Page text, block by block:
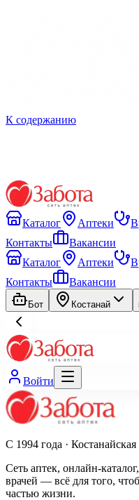
К содержанию
Каталог Аптеки
Контакты
Вакансии
Каталог
Аптеки
Контакты
Вакансии
Бот Костанай
Войти
С 1994 года · Костанайская
Сеть аптек, онлайн-
врачей — всё для того,
частью жизни.